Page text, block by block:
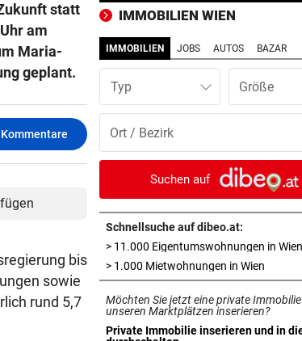
statt
am
Maria-
geplant.
Kommentare
bis
sowie
rund 5,7
GAK-TRAINER BRENNT:
„Wir wollen unsere Heimserie
ausbauen, egal wie!“
Kündigung vor Gericht
„BESTES GESCHENK“ vor
Meryl Streep singt Geri
süßes Ständchen
NACH HARTEM KAMPF vor
Erstmals seit April:
Viertelfinale
IMMOBILIEN WIEN
IMMOBILIEN JOBS AUTOS BAZAR
Typ
Suchen auf
Schnellsuche auf dibeo.at:
> 11.000 Eigentumswohnungen in Wien
> 1.000 Mietwohnungen in Wien
Möchten Sie jetzt eine private
unseren Marktplätzen inserieren?
Private Immobilie inserieren und in